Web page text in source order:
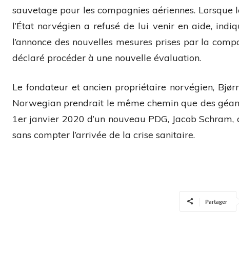
sauvetage pour les compagnies aériennes.
l’État norvégien a refusé de lui venir en aide,
l’annonce des nouvelles mesures prises par la
déclaré procéder à une nouvelle évaluation.
Le fondateur et ancien propriétaire norvégien,
Norwegian prendrait le même chemin que des
1er janvier 2020 d’un nouveau PDG, Jacob
sans compter l’arrivée de la crise sanitaire.
Partager